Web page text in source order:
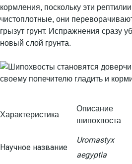
кормления, поскольку эти
чистоплотные, они
грызут грунт. Испражнения сразу
новый слой грунта.
Характеристика
Описание
шипохвоста
Научное название
Uromastyx
aegyptia